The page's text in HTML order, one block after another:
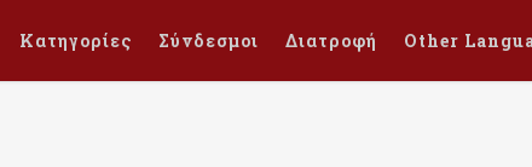
Κατηγορίες Σύνδεσμοι Διατροφή Other